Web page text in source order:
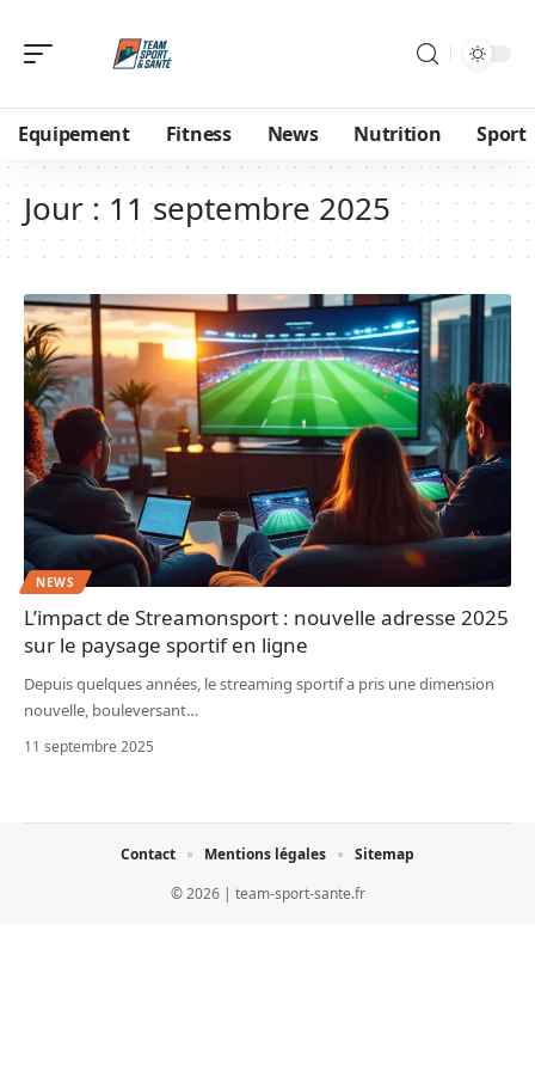
Equipement Fitness News Nutrition Sport
Jour : 11 septembre 2025
NEWS
L’impact de Streamonsport : nouvelle adresse 2025
sur le paysage sportif en ligne
Depuis quelques années, le streaming sportif a pris une dimension
nouvelle, bouleversant…
11 septembre 2025
© 2026 | team-sport-sante.fr
Contact Mentions légales Sitemap